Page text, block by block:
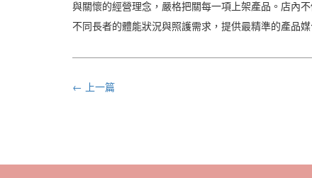
與關懷的經營理念，嚴格把關每一項上架產品。店內
不同長者的體能狀況與照護需求，提供最精準的產品
← 上一篇